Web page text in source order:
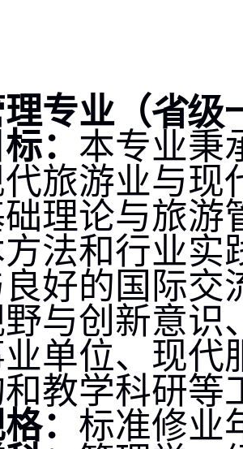
专业（省级
： 本专业秉
旅游业与现
理论与旅游
法和行业实
好的国际交
野与创新意
单位、现代
教学科研等
： 标准修业